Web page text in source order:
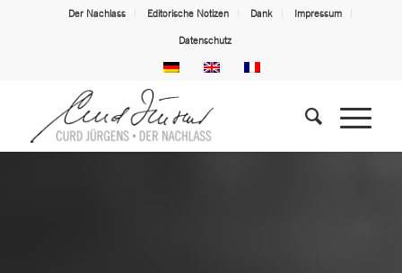
Der Nachlass Editorische Notizen Dank Impressum
Datenschutz